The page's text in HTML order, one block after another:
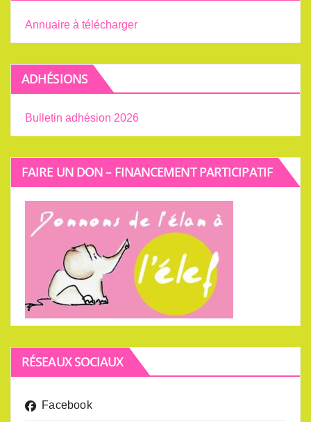
Annuaire à télécharger
ADHÉSIONS
Bulletin adhésion 2026
FAIRE UN DON – FINANCEMENT PARTICIPATIF
RÉSEAUX SOCIAUX
Facebook